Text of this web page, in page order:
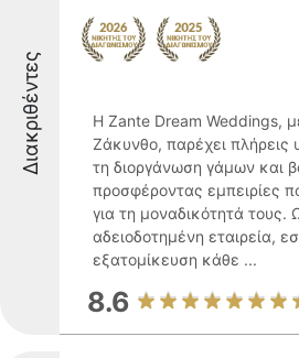
Διακριθέντες
Η Zante Dream Weddings,
Ζάκυνθο, παρέχει πλήρεις
τη διοργάνωση γάμων και
προσφέροντας εμπειρίες
για τη μοναδικότητά τους.
αδειοδοτημένη εταιρεία,
εξατομίκευση κάθε ...
8.6